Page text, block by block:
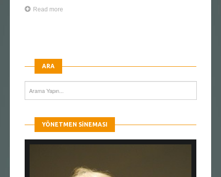
Read more
ARA
YÖNETMEN SINEMASI